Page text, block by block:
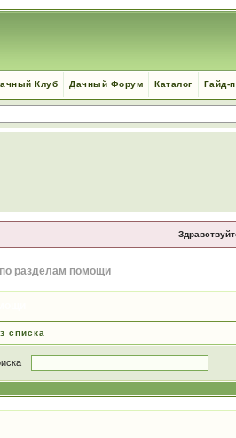
Клуб Дачный Форум Каталог Гайд-
разделам помощи
списка